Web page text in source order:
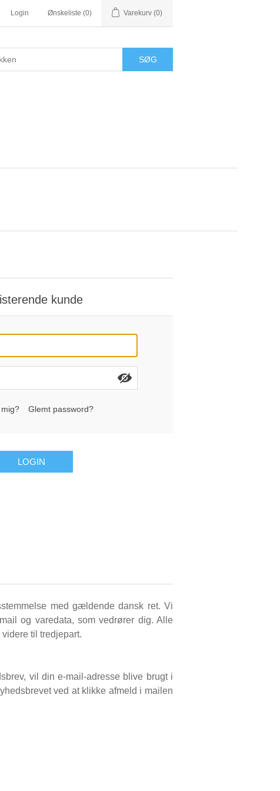
Login Ønskeliste (0) Varekurv (0)
SØG
kunde
Glemt password?
LOGIN
med gældende dansk ret. Vi
og varedata, som vedrører dig. Alle
til tredjepart.
vil din e-mail-adresse blive brugt i
ved at klikke afmeld i mailen